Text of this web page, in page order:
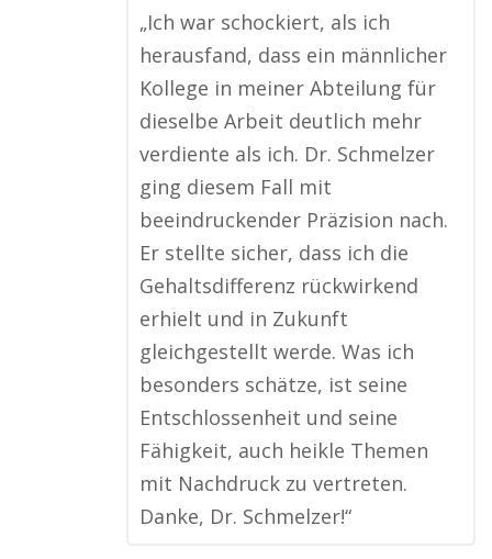
„Ich war schockiert, als ich
herausfand, dass ein männlicher
Kollege in meiner Abteilung für
dieselbe Arbeit deutlich mehr
verdiente als ich. Dr. Schmelzer
ging diesem Fall mit
beeindruckender Präzision nach.
Er stellte sicher, dass ich die
Gehaltsdifferenz rückwirkend
erhielt und in Zukunft
gleichgestellt werde. Was ich
besonders schätze, ist seine
Entschlossenheit und seine
Fähigkeit, auch heikle Themen
mit Nachdruck zu vertreten.
Danke, Dr. Schmelzer!“